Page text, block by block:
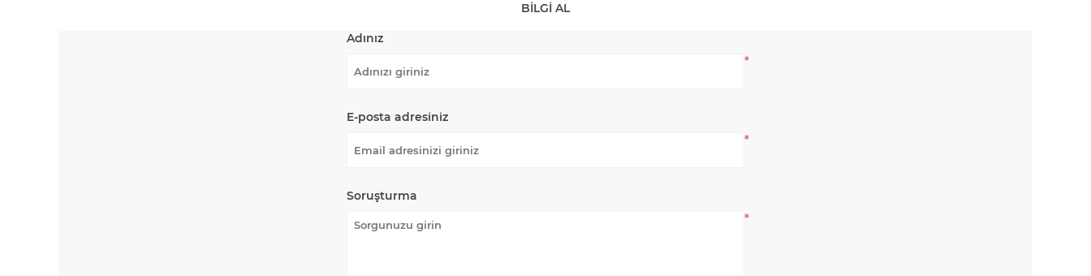
BILGI AL
Adınız
*
E-posta adresiniz
*
Soruşturma
*